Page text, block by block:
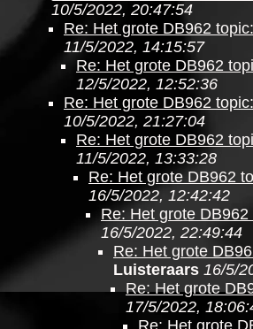
10/5/2022, 20:47:54
Re: Het grote DB962
11/5/2022, 14:15:57
Re: Het grote DB962
12/5/2022, 12:52:36
Re: Het grote DB962
10/5/2022, 21:27:04
Re: Het grote DB962
11/5/2022, 13:33:28
Re: Het grote DB962
16/5/2022, 12:42:42
Re: Het grote
16/5/2022, 22:49:44
Re: Het grote
Luisteraars 16/5/
Re: Het grote
17/5/2022,
Re: Het grote